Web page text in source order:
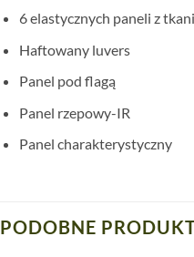
6 elastycznych paneli z
Haftowany luvers
Panel pod flagą
Panel rzepowy-IR
Panel charakterystyczny
PODOBNE